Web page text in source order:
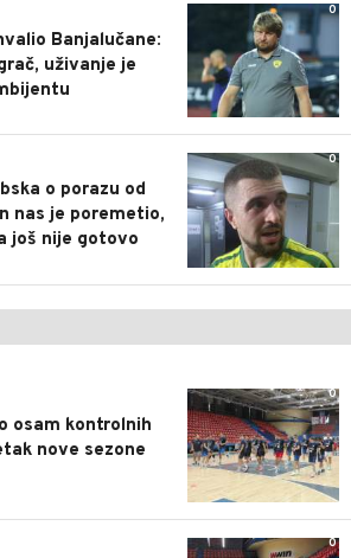
0
Banjalučane:
uživanje je
0
o porazu od
nas je poremetio,
još nije gotovo
0
osam kontrolnih
nove sezone
0